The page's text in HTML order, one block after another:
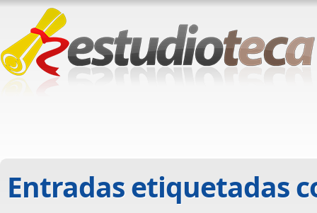
Entradas etiquetadas